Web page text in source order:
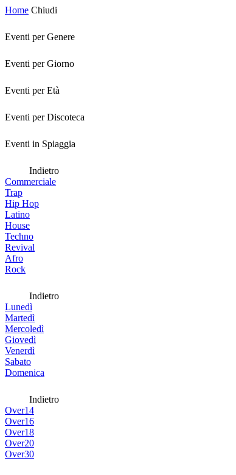
Home Chiudi
Eventi per Genere
Eventi per Giorno
Eventi per Età
Eventi per Discoteca
Eventi in Spiaggia
Indietro
Commerciale
Trap
Hip Hop
Latino
House
Techno
Revival
Afro
Rock
Indietro
Lunedì
Martedì
Mercoledì
Giovedì
Venerdì
Sabato
Domenica
Indietro
Over14
Over16
Over18
Over20
Over30